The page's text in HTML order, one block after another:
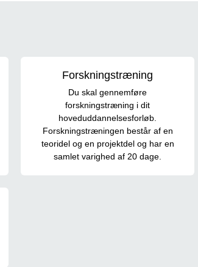
Forskningstræning
Du skal gennemføre
forskningstræning i dit
hoveduddannelsesforløb.
Forskningstræningen består af en
teoridel og en projektdel og har en
samlet varighed af 20 dage.